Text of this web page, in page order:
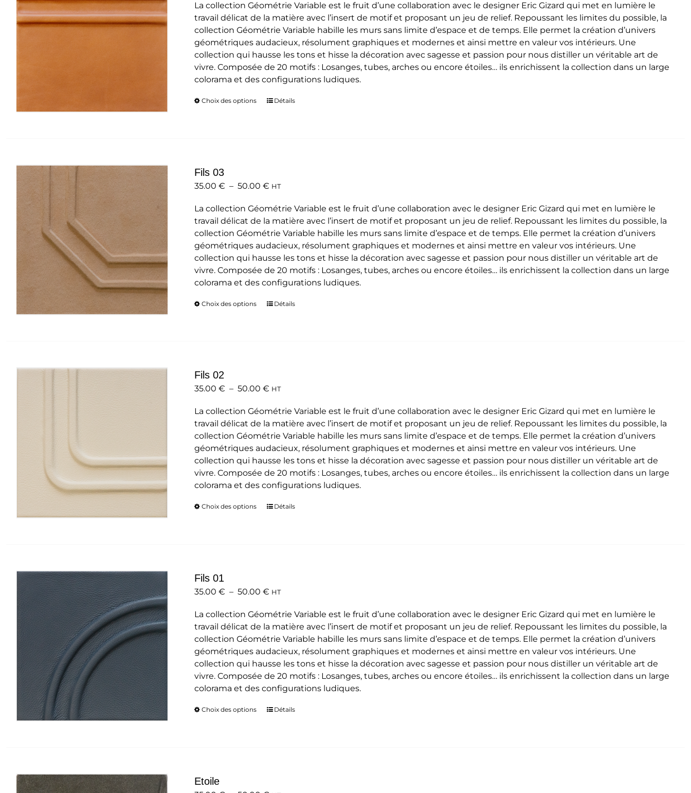
choisies
sur
la
page
du
produit
prix :
35.00 €
à
50.00 €
La collection Géométrie Variable est le fruit d’une collaboration avec le designer Eric Gizard qui met en lumière le
travail délicat de la matière avec l’insert de motif et proposant un jeu de relief.Repoussant les limites du possible, la
collection Géométrie Variable habille les murs sans limite d’espace et de temps. Elle permet la création d’univers
géométriques audacieux, résolument graphiques et modernes et ainsi mettre en valeur vos intérieurs. Une
collection qui hausse les tons et hisse la décoration avec sagesse et passion pour nous distiller un véritable art de
vivre. Composée de 20 motifs : Losanges, tubes, arches ou encore étoiles… ils enrichissent la collection dans un large
colorama et des configurations ludiques.
Choix des options
Ce
peuvent
choisies
sur
la
page
du
produit
Détails
Fils 03
35.00 € – 50.00 €Plage
prix :
35.00 €
à
50.00 €
HT
La collection Géométrie Variable est le fruit d’une collaboration avec le designer Eric Gizard qui met en lumière le
travail délicat de la matière avec l’insert de motif et proposant un jeu de relief.Repoussant les limites du possible, la
collection Géométrie Variable habille les murs sans limite d’espace et de temps. Elle permet la création d’univers
géométriques audacieux, résolument graphiques et modernes et ainsi mettre en valeur vos intérieurs. Une
collection qui hausse les tons et hisse la décoration avec sagesse et passion pour nous distiller un véritable art de
vivre. Composée de 20 motifs : Losanges, tubes, arches ou encore étoiles… ils enrichissent la collection dans un large
colorama et des configurations ludiques.
Choix des options
Ce
peuvent
choisies
sur
la
page
du
produit
Détails
Fils 02
35.00 € – 50.00 €Plage
prix :
35.00 €
à
50.00 €
HT
La collection Géométrie Variable est le fruit d’une collaboration avec le designer Eric Gizard qui met en lumière le
travail délicat de la matière avec l’insert de motif et proposant un jeu de relief.Repoussant les limites du possible, la
collection Géométrie Variable habille les murs sans limite d’espace et de temps. Elle permet la création d’univers
géométriques audacieux, résolument graphiques et modernes et ainsi mettre en valeur vos intérieurs. Une
collection qui hausse les tons et hisse la décoration avec sagesse et passion pour nous distiller un véritable art de
vivre. Composée de 20 motifs : Losanges, tubes, arches ou encore étoiles… ils enrichissent la collection dans un large
colorama et des configurations ludiques.
Choix des options
Ce
peuvent
choisies
sur
la
page
du
produit
Détails
Fils 01
35.00 € – 50.00 €Plage
prix :
35.00 €
à
50.00 €
HT
La collection Géométrie Variable est le fruit d’une collaboration avec le designer Eric Gizard qui met en lumière le
travail délicat de la matière avec l’insert de motif et proposant un jeu de relief.Repoussant les limites du possible, la
collection Géométrie Variable habille les murs sans limite d’espace et de temps. Elle permet la création d’univers
géométriques audacieux, résolument graphiques et modernes et ainsi mettre en valeur vos intérieurs. Une
collection qui hausse les tons et hisse la décoration avec sagesse et passion pour nous distiller un véritable art de
vivre. Composée de 20 motifs : Losanges, tubes, arches ou encore étoiles… ils enrichissent la collection dans un large
colorama et des configurations ludiques.
Choix des options
CeDétails
Etoile